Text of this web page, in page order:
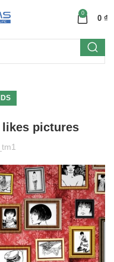
0
0 ₫
likes pictures